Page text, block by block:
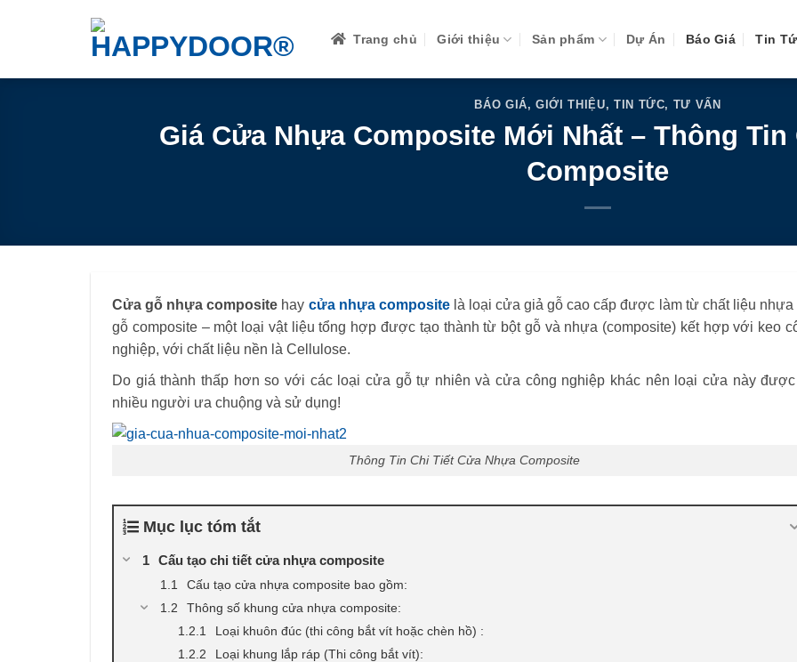
Trang chủ Giới thiệu Sản phẩm Dự Án Báo Giá Tin
BÁO GIÁ,GIỚI THIỆU, TIN TỨC, TƯ VẤN
Giá Cửa Nhựa Composite Mới Nhất – Thông
Composite
Cửa gỗ nhựa composite hay cửa nhựa compositelà loại cửa giả gỗ cao cấp được làm từ chất liệu nhựa
gỗ composite – một loại vật liệu tổng hợp được tạo thành từ bột gỗ và nhựa (composite) kết hợp với keo
nghiệp, với chất liệu nền là Cellulose.
Do giá thành thấp hơn so với các loại cửa gỗ tự nhiên và cửa công nghiệp khác nên loại cửa này
nhiều người ưa chuộng và sử dụng!
Thông Tin Chi Tiết Cửa Nhựa Composite
Mục lục tóm tắt
Cấu tạo chi tiết cửa nhựa composite
Cấu tạo cửa nhựa composite bao gồm:
Thông số khung cửa nhựa composite:
Loại khuôn đúc (thi công bắt vít hoặc chèn hồ) :
Loại khung lắp ráp (Thi công bắt vít):